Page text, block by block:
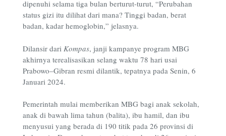
dipenuhi selama tiga bulan berturut-turut, “Perubahan
status gizi itu dilihat dari mana? Tinggi badan, berat
badan, kadar hemoglobin,” jelasnya.
Dilansir dari Kompas, janji kampanye program MBG
akhirnya terealisasikan selang waktu 78 hari usai
Prabowo–Gibran resmi dilantik, tepatnya pada Senin, 6
Januari 2024.
Pemerintah mulai memberikan MBG bagi anak sekolah,
anak di bawah lima tahun (balita), ibu hamil, dan ibu
menyusui yang berada di 190 titik pada 26 provinsi di